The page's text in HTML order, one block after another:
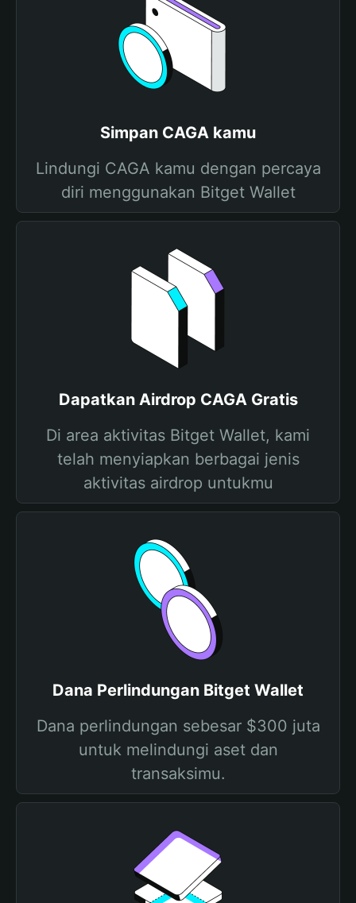
Simpan CAGA kamu
Lindungi CAGA kamu dengan percaya
diri menggunakan Bitget Wallet
Dapatkan Airdrop CAGA Gratis
Di area aktivitas Bitget Wallet, kami
telah menyiapkan berbagai jenis
aktivitas airdrop untukmu
Dana Perlindungan Bitget Wallet
Dana perlindungan sebesar $300 juta
untuk melindungi aset dan
transaksimu.